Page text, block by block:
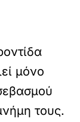
μόνο
τους.